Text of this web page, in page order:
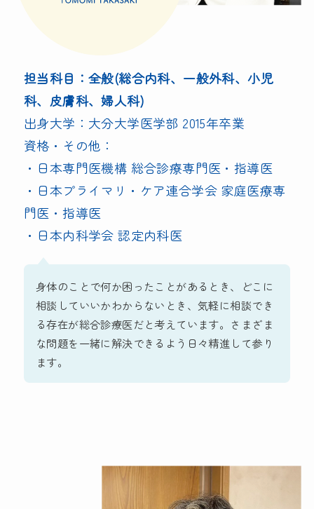
担当科目：全般(総合内科、一般外科、小児
科、皮膚科、婦人科)
出身大学：大分大学医学部 2015年卒業
資格・その他：
・日本専門医機構 総合診療専門医・指導医
・日本プライマリ・ケア連合学会 家庭医療専
門医・指導医
・日本内科学会 認定内科医
身体のことで何か困ったことがあるとき、どこに
相談していいかわからないとき、気軽に相談でき
る存在が総合診療医だと考えています。さまざま
な問題を一緒に解決できるよう日々精進して参り
ます。